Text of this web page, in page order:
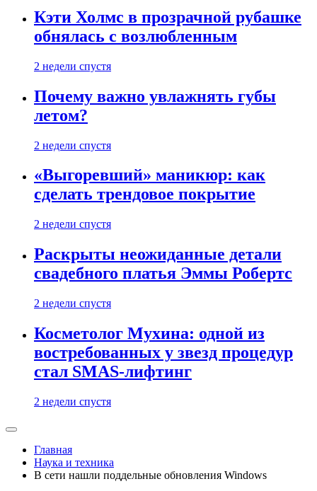
Кэти Холмс в прозрачной рубашке
обнялась с возлюбленным
2 недели спустя
Почему важно увлажнять губы
летом?
2 недели спустя
«Выгоревший» маникюр: как
сделать трендовое покрытие
2 недели спустя
Раскрыты неожиданные детали
свадебного платья Эммы Робертс
2 недели спустя
Косметолог Мухина: одной из
востребованных у звезд процедур
стал SMAS-лифтинг
2 недели спустя
Главная
Наука и техника
В сети нашли поддельные обновления Windows